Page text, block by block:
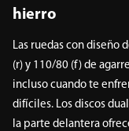
hierro
Las ruedas con diseño
(r) y 110/80 (f) de
incluso cuando te
difíciles. Los discos
la parte delantera